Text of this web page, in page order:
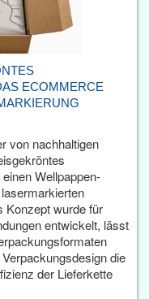
ECOMMERCE
von nachhaltigen
Wellpappen-
Konzept wurde für
entwickelt, lässt
die
der Lieferkette